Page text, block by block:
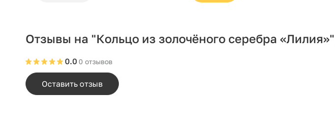
Отзывы на "Кольцо из золочёного серебра «Лилия»"
0 отзывов
0.0
Оставить отзыв